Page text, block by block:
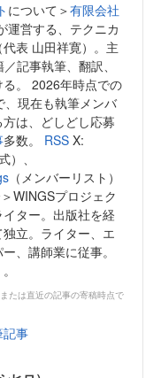
について＞有限会社
運営する、テクニカ
表 山田祥寛）。主
記事執筆、翻訳、
。 2026年時点での
、現在も執筆メンバ
は、どしどし応募
多数。 RSS X:
）、
（メンバーリスト）
WINGSプロジェク
ター。出版社を経
立。ライター、エ
、講師業に従事。
たは直近の記事の寄稿時点で
記事